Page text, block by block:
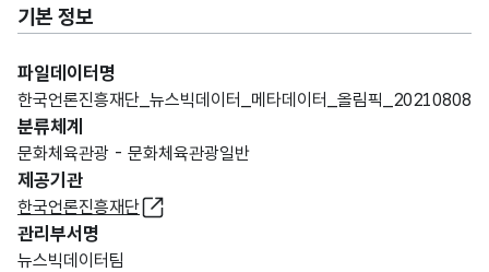
기본 정보
파일데이터명
한국언론진흥재단_뉴스빅데이터_메타데이터_올림픽_20210808
분류체계
문화체육관광 - 문화체육관광일반
제공기관
한국언론진흥재단
관리부서명
뉴스빅데이터팀